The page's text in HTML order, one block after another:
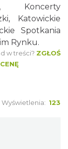
Koncerty
Katowickie
Spotkania
Rynku.
w treści? ZGŁOŚ
Wyświetlenia: 123